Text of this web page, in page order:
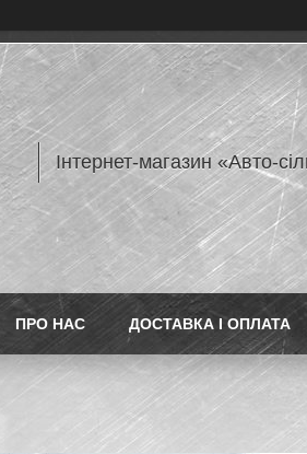
Інтернет-магазин «Авто-
ПРО НАС ДОСТАВКА І ОПЛАТА